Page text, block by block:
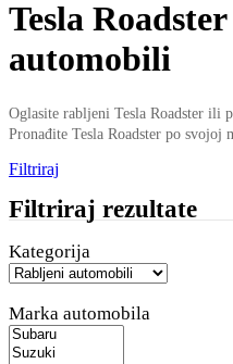
Tesla
automobili
Oglasite rabljeni Tesla Roadster ili
Pronađite Tesla Roadster po svojoj
Filtriraj
Filtriraj rezultate
Kategorija
Marka automobila